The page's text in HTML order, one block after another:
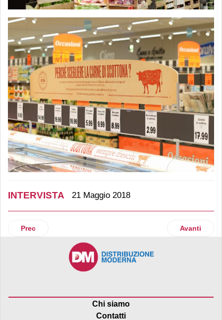
INTERVISTA 21 Maggio 2018
Articolo precedente: Authentico smaschera l'italian
Prec Articolo
Avanti
Chi siamo
Contatti